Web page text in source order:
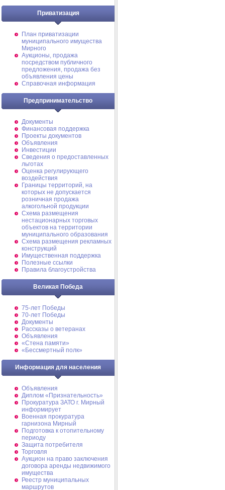
Приватизация
План приватизации
муниципального имущества
Мирного
Аукционы, продажа
посредством публичного
предложения, продажа без
объявления цены
Справочная информация
Предпринимательство
Документы
Финансовая поддержка
Проекты документов
Объявления
Инвестиции
Сведения о предоставленных
льготах
Оценка регулирующего
воздействия
Границы территорий, на
которых не допускается
розничная продажа
алкогольной продукции
Схема размещения
нестационарных торговых
объектов на территории
муниципального образования
Схема размещения рекламных
конструкций
Имущественная поддержка
Полезные ссылки
Правила благоустройства
Великая Победа
75-лет Победы
70-лет Победы
Документы
Рассказы о ветеранах
Объявления
«Стена памяти»
«Бессмертный полк»
Информация для населения
Объявления
Диплом «Признательность»
Прокуратура ЗАТО г. Мирный
информирует
Военная прокуратура
гарнизона Мирный
Подготовка к отопительному
периоду
Защита потребителя
Торговля
Аукцион на право заключения
договора аренды недвижимого
имущества
Реестр муниципальных
маршрутов